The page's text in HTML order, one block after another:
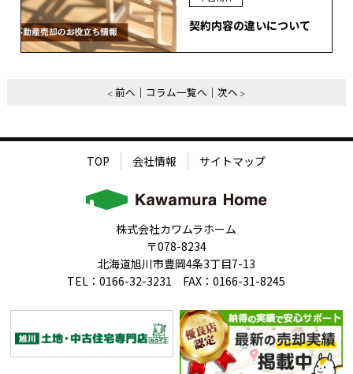
契約内容の違いについて
前へ コラム一覧へ 次へ
TOP 会社情報 サイトマップ
株式会社カワムラホーム
〒078-8234
北海道旭川市豊岡4条3丁目7-13
TEL：0166-32-3231 FAX：0166-31-8245